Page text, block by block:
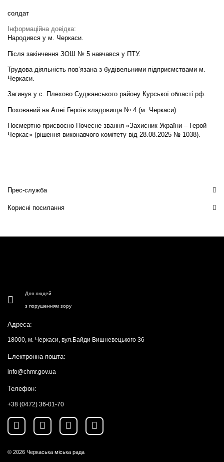
солдат
Інформаційна довідка:
Народився у м. Черкаси.
Після закінчення ЗОШ № 5 навчався у ПТУ.
Трудова діяльність пов’язана з будівельними підприємствами м.
Черкаси.
Загинув у с. Плехово Суджанського району Курської області рф.
Похований на Алеї Героїв кладовища № 4 (м. Черкаси).
Посмертно присвоєно Почесне звання «Захисник України – Герой
Черкас» (рішення виконавчого комітету від 28.08.2025 № 1038).
Прес-служба
Корисні посилання
Для людей
з порушенням зору
Адреса:
18000, м. Черкаси, вул.Байди Вишневецького 36
Електронна пошта:
info@chmr.gov.ua
Телефон:
+38 (0472) 36-01-70
© 2026 Черкаська міська рада